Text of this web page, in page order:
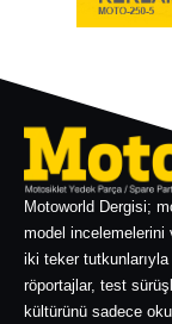
Motoworld Dergisi;
model incelemelerini
iki teker
röportajlar, test
kültürünü sadece